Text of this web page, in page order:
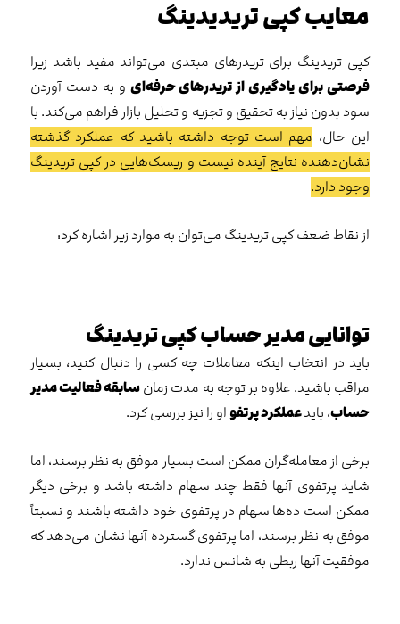
معایب کپی تریدیدینگ
کپی تریدینگ برای تریدرهای مبتدی می‌تواند مفید باشد زیرا
فرصتی برای یادگیری از تریدرهای حرفه‌ای و به دست آوردن
سود بدون نیاز به تحقیق و تجزیه و تحلیل بازار فراهم می‌کند. با
این حال، مهم است توجه داشته باشید که عملکرد گذشته
نشان‌دهنده نتایج آینده نیست و ریسک‌هایی در کپی تریدینگ
وجود دارد.
از نقاط ضعف کپی تریدینگ می‌توان به موارد زیر اشاره کرد:
توانایی مدیر حساب کپی تریدینگ
باید در انتخاب اینکه معاملات چه کسی را دنبال کنید، بسیار
مراقب باشید. علاوه بر توجه به مدت زمانسابقه فعالیت مدیر
حساب، بایدعملکرد پرتفو او را نیز بررسی کرد.
برخی از معامله‌گران ممکن است بسیار موفق به نظر برسند، اما
شاید پرتفوی آنها فقط چند سهام داشته باشد و برخی دیگر
ممکن است ده‌ها سهام در پرتفوی خود داشته باشند و نسبتاً
موفق به نظر برسند، اما پرتفوی گسترده آنها نشان می‌دهد که
موفقیت آنها ربطی به شانس ندارد.